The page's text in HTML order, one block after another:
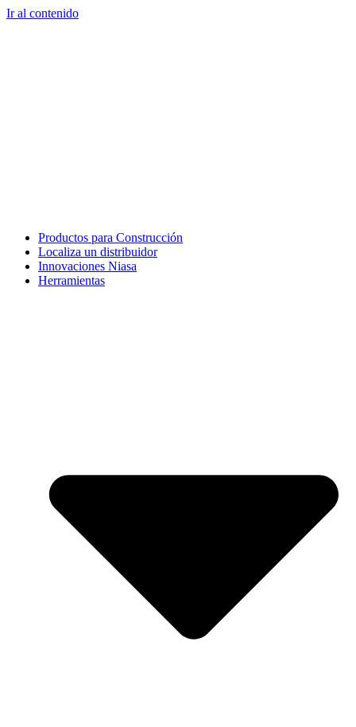
Ir al contenido
Productos para Construcción
Localiza un distribuidor
Innovaciones Niasa
Herramientas